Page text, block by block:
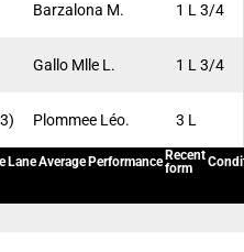
Barzalona M. 1 L 3/4
Gallo Mlle L. 1 L 3/4
Plommee Léo. 3 L
LaneAverage Performance Recent
form